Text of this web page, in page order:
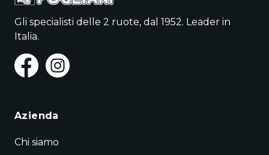
Gli specialisti delle 2 ruote, dal 1952. Leader in
Italia.
Azienda
Chi siamo